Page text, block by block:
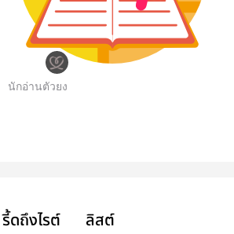
นักอ่านตัวยง
รี้ดถึงไรต์ ลิสต์